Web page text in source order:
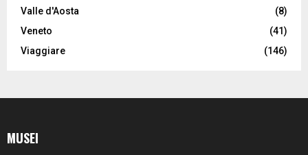
Valle d'Aosta
(8)
Veneto
(41)
Viaggiare
(146)
MUSEI